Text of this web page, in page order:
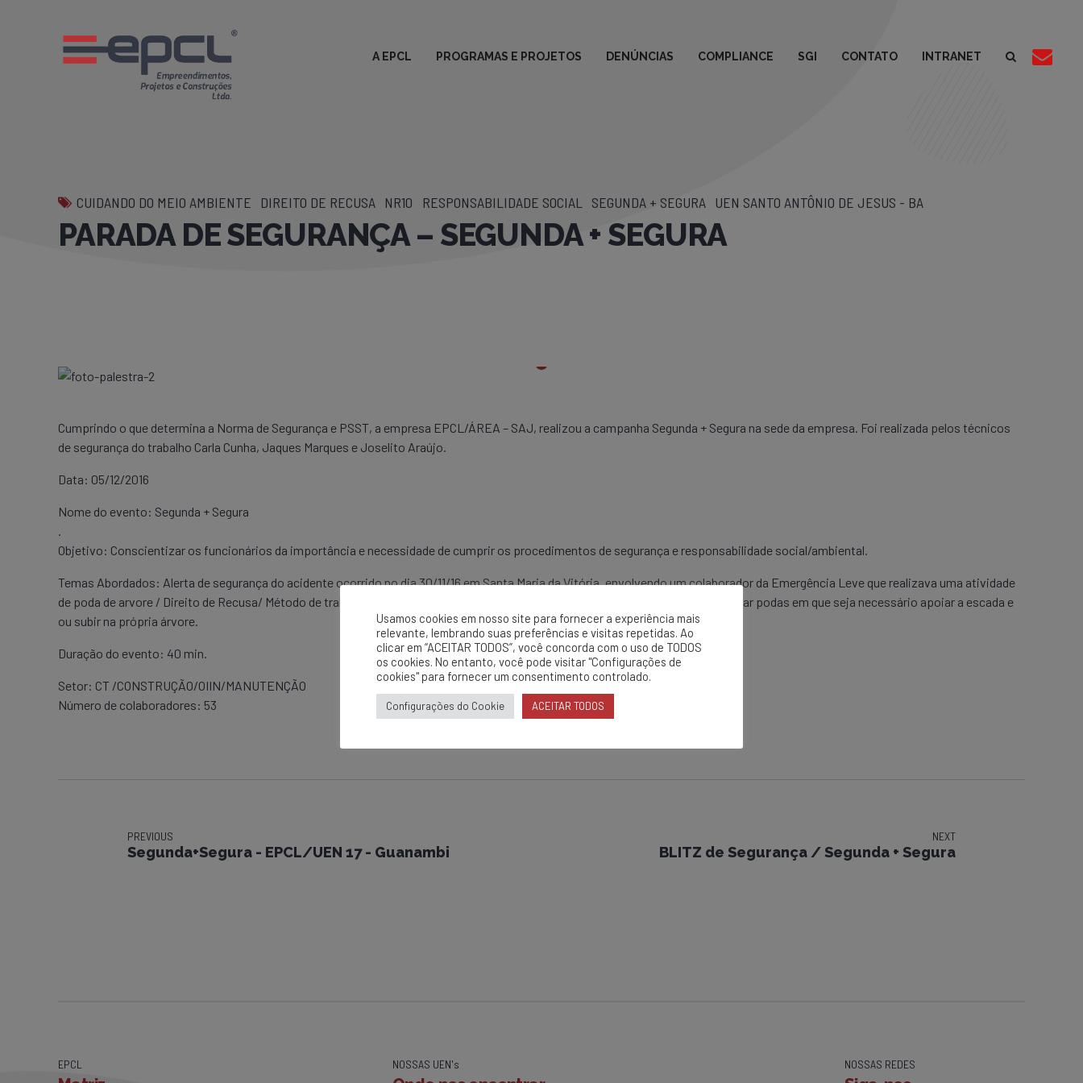
A EPCL PROGRAMAS E PROJETOS DENÚNCIAS COMPLIANCE SGI CONTATO INTRANET
CUIDANDO DO MEIO AMBIENTE DIREITO DE RECUSA NR10 RESPONSABILIDADE SOCIAL SEGUNDA + SEGURA UEN SANTO ANTÔNIO DE JESUS - BA
PARADA DE SEGURANÇA – SEGUNDA + SEGURA
Cumprindo o que determina a Norma de Segurança e PSST, a empresa EPCL/ÁREA – SAJ, realizou a campanha Segunda + Segura na sede da empresa. Foi realizada pelos técnicos
de segurança do trabalho Carla Cunha, Jaques Marques e Joselito Araújo.
Data: 05/12/2016
Nome do evento: Segunda + Segura
Objetivo: Conscientizar os funcionários da importância e necessidade de cumprir os procedimentos de segurança e responsabilidade social/ambiental.
Temas Abordados: Alerta de segurança do acidente ocorrido no dia 30/11/16 em Santa Maria da Vitória, envolvendo um colaborador da Emergência Leve que realizava uma atividade
de poda de arvore / Direito de Recusa/ Método de trabalho seguro para operação de corte e poda de arvore, Proibição em executar podas em que seja necessário apoiar a escada e
ou subir na própria árvore.
Duração do evento: 40 min.
Setor: CT /CONSTRUÇÃO/OIIN/MANUTENÇÃO
Número de colaboradores: 53
PREVIOUS
Segunda+Segura - EPCL/UEN 17 - Guanambi
NEXT
BLITZ de Segurança / Segunda + Segura
EPCL NOSSAS UEN's NOSSAS REDES
Usamos cookies em nosso site para fornecer a experiência mais
relevante, lembrando suas preferências e visitas repetidas. Ao
clicar em “ACEITAR TODOS”, você concorda com o uso de TODOS
os cookies. No entanto, você pode visitar "Configurações de
cookies" para fornecer um consentimento controlado.
Configurações do Cookie ACEITAR TODOS